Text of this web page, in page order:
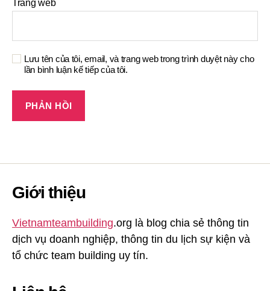
Trang web
Lưu tên của tôi, email, và trang web trong trình duyệt này cho
lần bình luận kế tiếp của tôi.
Giới thiệu
Vietnamteambuilding.org là blog chia sẻ thông tin
dịch vụ doanh nghiệp, thông tin du lịch sự kiện và
tổ chức team building uy tín.